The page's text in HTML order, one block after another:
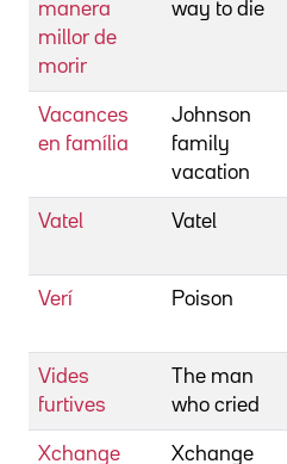
manera
millor de
morir
way to die
Vacances
en família
Johnson
family
vacation
Vatel Vatel
Verí Poison
Vides
furtives
The man
who cried
Xchange Xchange